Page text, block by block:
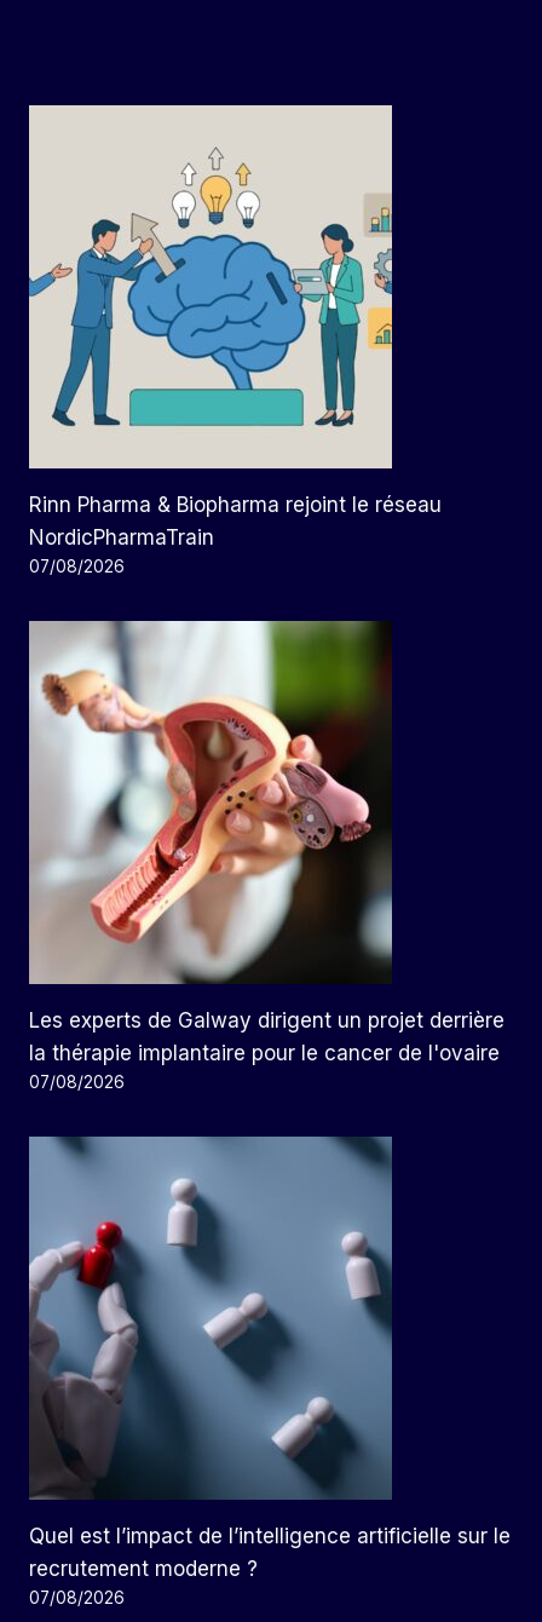
Rinn Pharma & Biopharma rejoint le réseau
NordicPharmaTrain
07/08/2026
Les experts de Galway dirigent un projet derrière
la thérapie implantaire pour le cancer de l'ovaire
07/08/2026
Quel est l’impact de l’intelligence artificielle sur le
recrutement moderne ?
07/08/2026